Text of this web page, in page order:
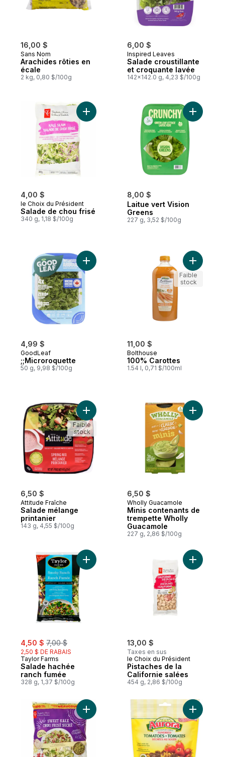
16,00 $
Sans Nom
Arachides rôties en
écale
2 kg, 0,80 $/100g
6,00 $
Inspired Leaves
Salade croustillante
et croquante lavée
142x142.0 g, 4,23 $/100g
4,00 $
le Choix du Président
Salade de chou frisé
340 g, 1,18 $/100g
Ajouter Salade de chou frisé au panier
8,00 $
Laitue vert Vision
Greens
227 g, 3,52 $/100g
Ajouter
4,99 $
GoodLeaf
;;Microroquette
50 g, 9,98 $/100g
Ajouter ;;Microroquette au panier
11,00 $
Bolthouse
100% Carottes
1.54 l, 0,71 $/100ml
Ajouter
Faible
stock
6,50 $
Attitude Fraîche
Salade mélange
printanier
143 g, 4,55 $/100g
Ajouter Salade mélange printanier au
Faible
stock
6,50 $
Wholly Guacamole
Minis contenants de
trempette Wholly
Guacamole
227 g, 2,86 $/100g
Ajouter
sale:
4,50 $ , formerly:
7,00 $
2,50 $ DE RABAIS
Taylor Farms
Salade hachée
ranch fumée
328 g, 1,37 $/100g
Ajouter Salade hachée ranch fumée au
13,00 $
Taxes en sus
le Choix du Président
Pistaches de la
Californie salées
454 g, 2,86 $/100g
Ajouter
Ajouter Kit de salade chou frisé sucré,
Ajouter